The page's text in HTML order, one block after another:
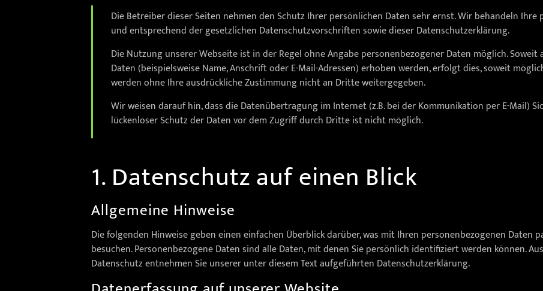
Die Betreiber dieser Seiten nehmen den Schutz Ihrer persönlichen Daten sehr ernst. Wir behandeln
und entsprechend der gesetzlichen Datenschutzvorschriften sowie dieser Datenschutzerklärung.
Die Nutzung unserer Webseite ist in der Regel ohne Angabe personenbezogener Daten möglich.
Daten (beispielsweise Name, Anschrift oder E-Mail-Adressen) erhoben werden, erfolgt dies, soweit
werden ohne Ihre ausdrückliche Zustimmung nicht an Dritte weitergegeben.
Wir weisen darauf hin, dass die Datenübertragung im Internet (z.B. bei der Kommunikation per E-Mail)
lückenloser Schutz der Daten vor dem Zugriff durch Dritte ist nicht möglich.
1. Datenschutz auf einen Blick
Allgemeine Hinweise
Die folgenden Hinweise geben einen einfachen Überblick darüber, was mit Ihren personenbezogenen Daten
besuchen. Personenbezogene Daten sind alle Daten, mit denen Sie persönlich identifiziert werden können.
Datenschutz entnehmen Sie unserer unter diesem Text aufgeführten Datenschutzerklärung.